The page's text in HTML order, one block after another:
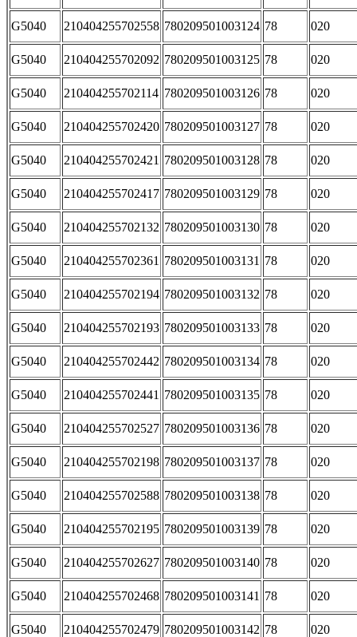
G5040 210404255702558 780209501003124 78 020
G5040 210404255702092 780209501003125 78 020
G5040 210404255702114 780209501003126 78 020
G5040 210404255702420 780209501003127 78 020
G5040 210404255702421 780209501003128 78 020
G5040 210404255702417 780209501003129 78 020
G5040 210404255702132 780209501003130 78 020
G5040 210404255702361 780209501003131 78 020
G5040 210404255702194 780209501003132 78 020
G5040 210404255702193 780209501003133 78 020
G5040 210404255702442 780209501003134 78 020
G5040 210404255702441 780209501003135 78 020
G5040 210404255702527 780209501003136 78 020
G5040 210404255702198 780209501003137 78 020
G5040 210404255702588 780209501003138 78 020
G5040 210404255702195 780209501003139 78 020
G5040 210404255702627 780209501003140 78 020
G5040 210404255702468 780209501003141 78 020
G5040 210404255702479 780209501003142 78 020